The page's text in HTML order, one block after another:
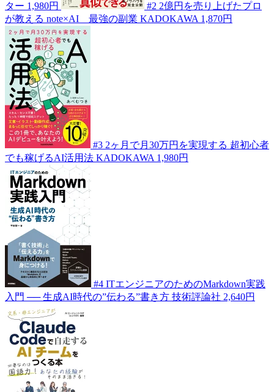
ター 1,980円 #2 2億円を売り上げたプロ
が教える note×AI 最強の副業 KADOKAWA 1,870円
#3 2ヶ月で月30万円を実現する 超初心者
でも稼げるAI活用法 KADOKAWA 1,980円
#4 ITエンジニアのためのMarkdown実践
入門 ── 生成AI時代の”伝わる”書き方 技術評論社 2,640円